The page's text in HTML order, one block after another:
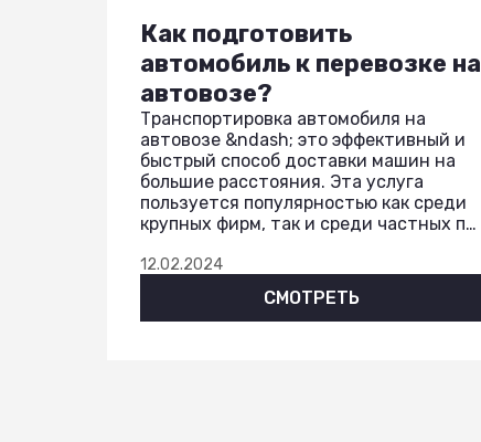
Как подготовить
автомобиль к перевозке на
автовозе?
Транспортировка автомобиля на
автовозе &ndash; это эффективный и
быстрый способ доставки машин на
большие расстояния. Эта услуга
пользуется популярностью как среди
крупных фирм, так и среди частных п…
12.02.2024
СМОТРЕТЬ